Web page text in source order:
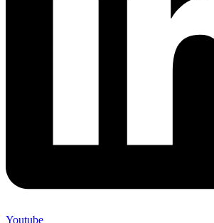
Youtube